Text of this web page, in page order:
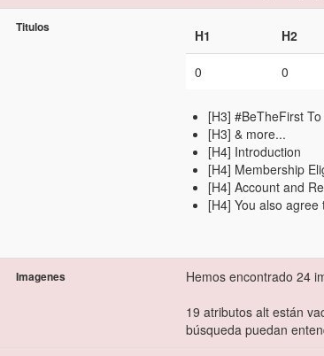
Titulos H1 H2
0 0
[H3] #BeTheFirst
[H3] & more...
[H4] Introduction
[H4] Membership
[H4] Account and
[H4] You also agree
Imagenes
Hemos encontrado 24
19 atributos alt están
búsqueda puedan